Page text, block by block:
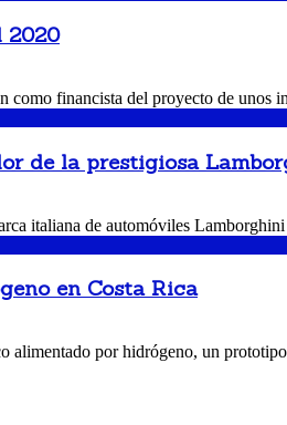
2020
financista del proyecto de unos
de la prestigiosa
italiana de automóviles
en Costa Rica
alimentado por hidrógeno, un